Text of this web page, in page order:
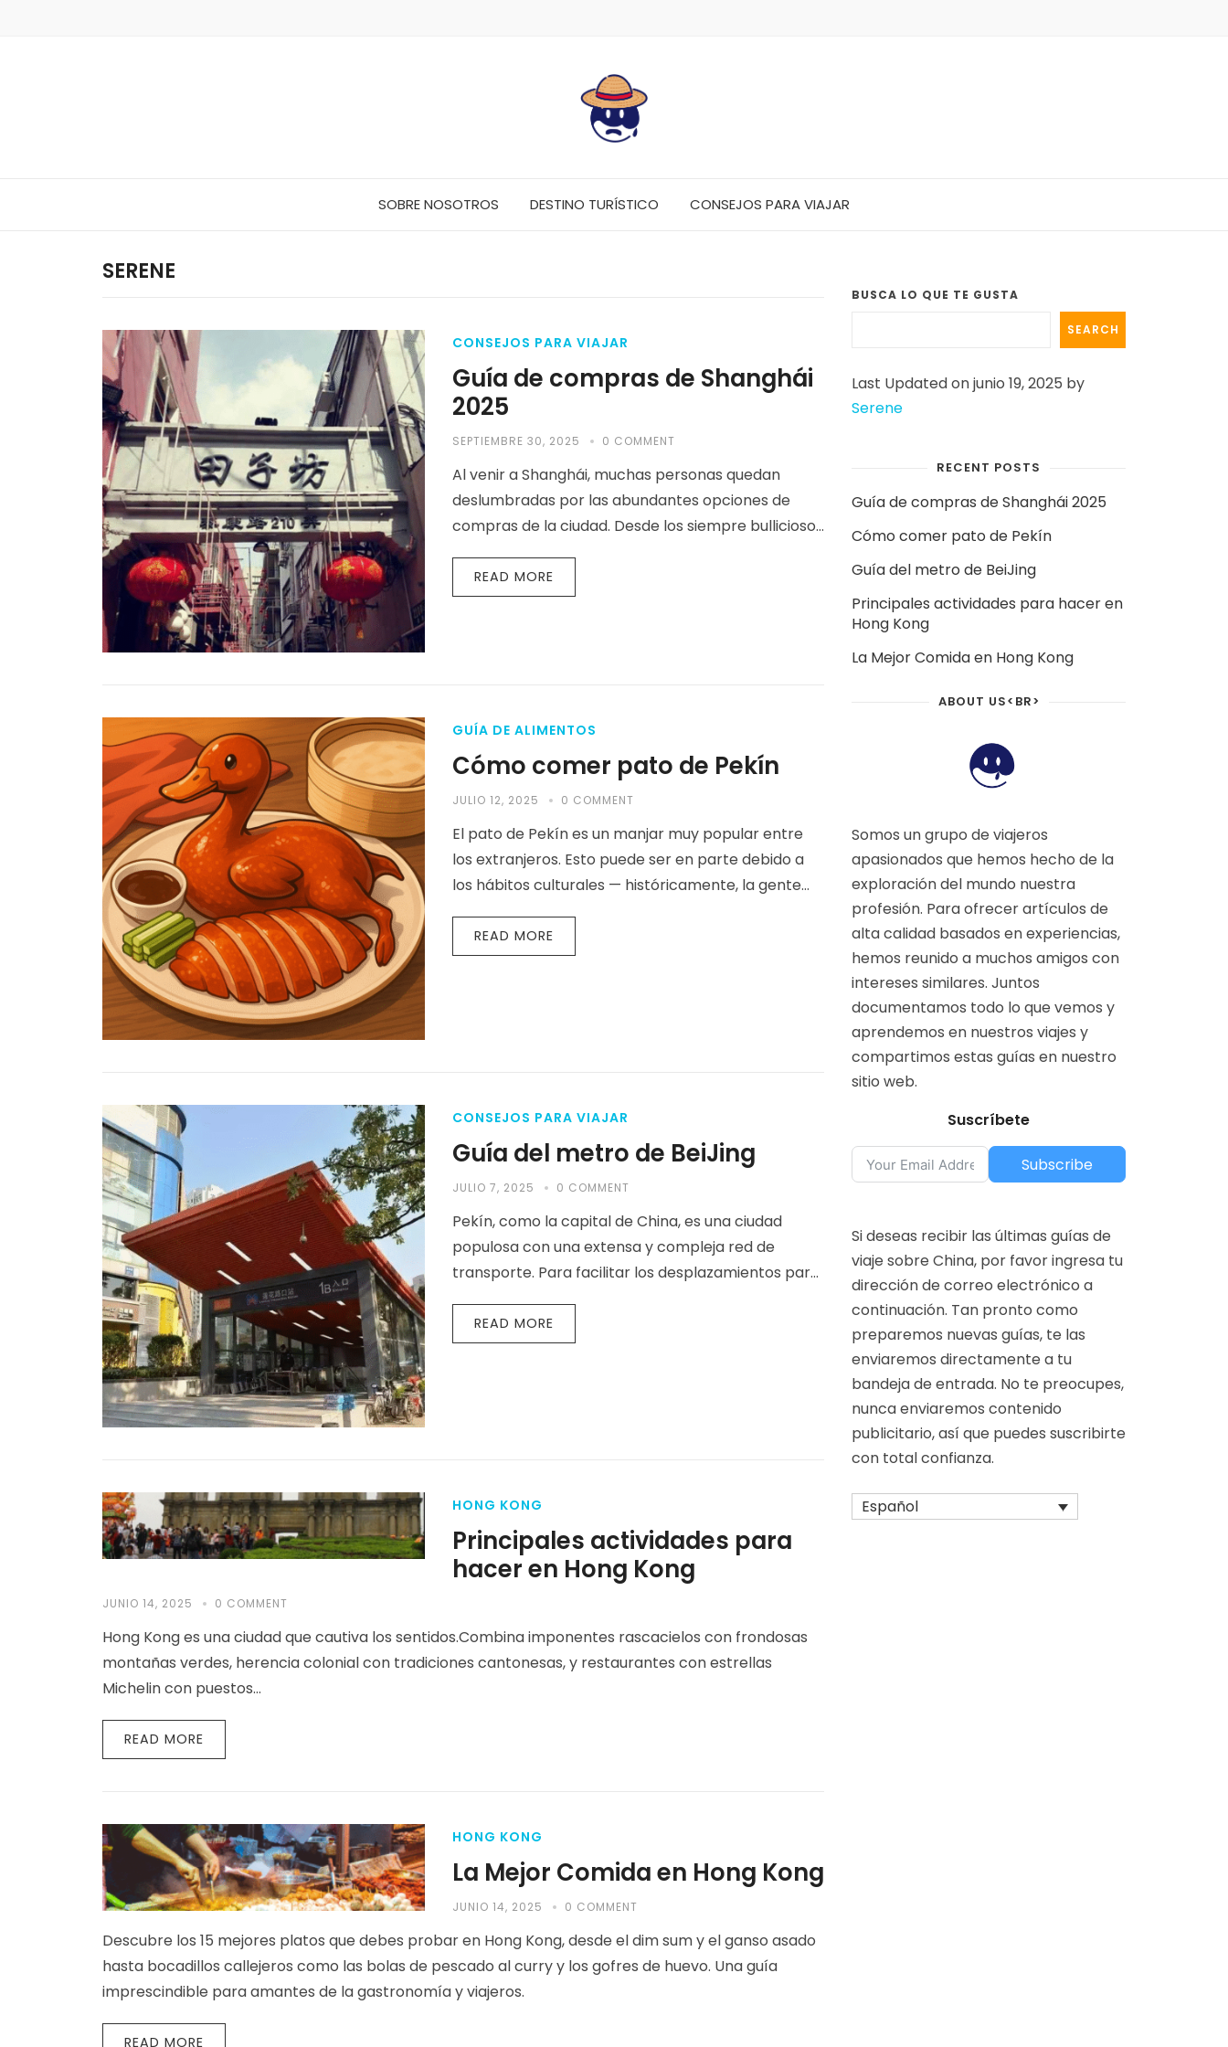
SOBRE NOSOTROS DESTINO TURÍSTICO CONSEJOS PARA VIAJAR
SERENE
CONSEJOS PARA VIAJAR
Guía de compras de Shanghái
2025
SEPTIEMBRE 30, 2025 0 COMMENT
Al venir a Shanghái, muchas personas quedan
deslumbradas por las abundantes opciones de
compras de la ciudad. Desde los siempre bulliciosos
READ MORE
GUÍA DE ALIMENTOS
Cómo comer pato de Pekín
JULIO 12, 2025 0 COMMENT
El pato de Pekín es un manjar muy popular entre
los extranjeros. Esto puede ser en parte debido a
los hábitos culturales — históricamente, la gente
READ MORE
CONSEJOS PARA VIAJAR
Guía del metro de BeiJing
JULIO 7, 2025 0 COMMENT
Pekín, como la capital de China, es una ciudad
populosa con una extensa y compleja red de
transporte. Para facilitar los desplazamientos para
READ MORE
HONG KONG
Principales actividades para
hacer en Hong Kong
JUNIO 14, 2025 0 COMMENT
Hong Kong es una ciudad que cautiva los sentidos.Combina imponentes rascacielos con frondosas
montañas verdes, herencia colonial con tradiciones cantonesas, y restaurantes con estrellas
Michelin con puestos…
READ MORE
HONG KONG
La Mejor Comida en Hong Kong
JUNIO 14, 2025 0 COMMENT
Descubre los 15 mejores platos que debes probar en Hong Kong, desde el dim sum y el ganso asado
hasta bocadillos callejeros como las bolas de pescado al curry y los gofres de huevo. Una guía
imprescindible para amantes de la gastronomía y viajeros.
READ MORE
BUSCA LO QUE TE GUSTA
SEARCH
Last Updated on junio 19, 2025 by
Serene
RECENT POSTS
Guía de compras de Shanghái 2025
Cómo comer pato de Pekín
Guía del metro de BeiJing
Principales actividades para hacer en
Hong Kong
La Mejor Comida en Hong Kong
ABOUT US<BR>
Somos un grupo de viajeros
apasionados que hemos hecho de la
exploración del mundo nuestra
profesión. Para ofrecer artículos de
alta calidad basados en experiencias,
hemos reunido a muchos amigos con
intereses similares. Juntos
documentamos todo lo que vemos y
aprendemos en nuestros viajes y
compartimos estas guías en nuestro
sitio web.
Suscríbete
Subscribe
Si deseas recibir las últimas guías de
viaje sobre China, por favor ingresa tu
dirección de correo electrónico a
continuación. Tan pronto como
preparemos nuevas guías, te las
enviaremos directamente a tu
bandeja de entrada. No te preocupes,
nunca enviaremos contenido
publicitario, así que puedes suscribirte
con total confianza.
Español